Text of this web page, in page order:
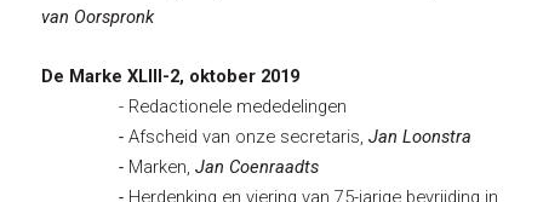
van Oorspronk
De Marke XLIII-2, oktober 2019
- Redactionele mededelingen
-Afscheid van onze secretaris,Jan Loonstra
- Marken,Jan Coenraadts
- Herdenking en viering van 75-jarige bevrijding in